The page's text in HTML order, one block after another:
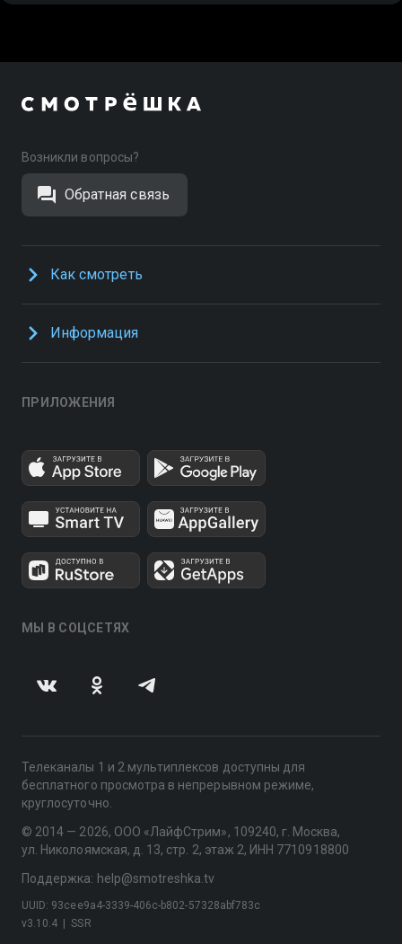
Возникли вопросы?
Обратная связь
Как смотреть
Информация
ПРИЛОЖЕНИЯ
МЫ В СОЦСЕТЯХ
Телеканалы 1 и 2 мультиплексов доступны для
бесплатного просмотра в непрерывном режиме,
круглосуточно.
© 2014 — 2026, ООО «ЛайфСтрим», 109240, г. Москва,
ул. Николоямская, д. 13, стр. 2, этаж 2, ИНН 7710918800
Поддержка: help@smotreshka.tv
v3.10.4 SSR
UUID: 93cee9a4-3339-406c-b802-57328abf783c